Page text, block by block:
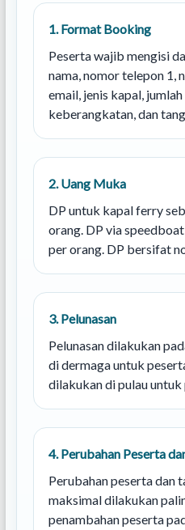
1. Format Booking
Peserta wajib mengisi
nama, nomor telepon 1,
email, jenis kapal,
keberangkatan, dan
2. Uang Muka
DP untuk kapal ferry
orang. DP via
per orang. DP bersifat
3. Pelunasan
Pelunasan dilakukan
di dermaga untuk
dilakukan di pulau
4. Perubahan Peserta
Perubahan peserta dan
maksimal dilakukan
penambahan peserta